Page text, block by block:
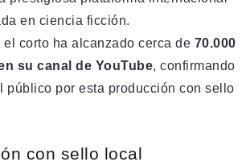
en ciencia ficción.
el corto ha alcanzado cerca de 70.000
su canal de YouTube, confirmando
público por esta producción con sello
con sello local